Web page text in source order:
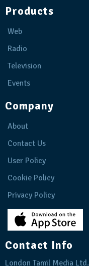
Products
Web
Radio
Television
Events
Company
About
Contact Us
User Policy
Cookie Policy
Privacy Policy
Contact Info
London Tamil Media Ltd.